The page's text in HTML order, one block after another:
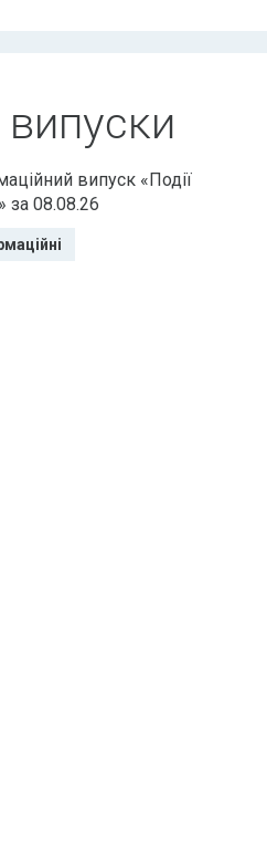
випуск «Події
за 08.08.26